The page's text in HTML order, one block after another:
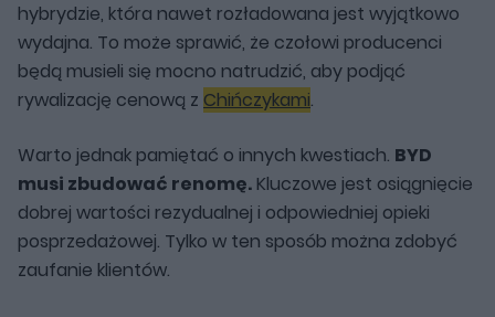
hybrydzie, która nawet rozładowana jest wyjątkowo
wydajna. To może sprawić, że czołowi producenci
będą musieli się mocno natrudzić, aby podjąć
rywalizację cenową z Chińczykami.
Warto jednak pamiętać o innych kwestiach. BYD
musi zbudować renomę. Kluczowe jest osiągnięcie
dobrej wartości rezydualnej i odpowiedniej opieki
posprzedażowej. Tylko w ten sposób można zdobyć
zaufanie klientów.